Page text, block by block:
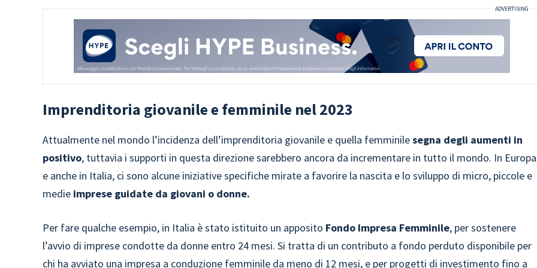
Imprenditoria giovanile e femminile nel 2023
Attualmente nel mondo l’incidenza dell’imprenditoria giovanile e quella femminilesegna degli aumenti in
positivo, tuttavia i supporti in questa direzione sarebbero ancora da incrementare in tutto il mondo. In
e anche in Italia, ci sono alcune iniziative specifiche mirate a favorire la nascita e lo sviluppo di micro, piccole e
medie imprese guidate da giovani o donne.
Per fare qualche esempio, in Italia è stato istituito un apposito Fondo Impresa Femminile, per sostenere
l’avvio di imprese condotte da donne entro 24 mesi. Si tratta di un contributo a fondo perduto disponibile per
chi ha avviato una impresa a conduzione femminile da meno di 12 mesi, e per progetti di investimento fino a